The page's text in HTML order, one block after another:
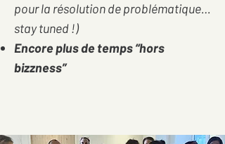
pour la résolution de problématique…
stay tuned !)
Encore plus de temps “hors
bizzness”